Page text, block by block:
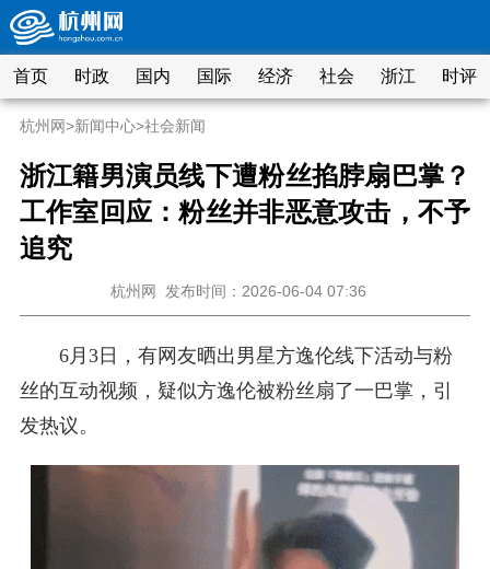
首页 时政 国内 国际 经济 社会 浙江 时评
杭州网>新闻中心>社会新闻
浙江籍男演员线下遭粉丝掐脖扇巴掌？
工作室回应：粉丝并非恶意攻击，不予
追究
杭州网 发布时间：2026-06-04 07:36
6月3日，有网友晒出男星方逸伦线下活动与粉
丝的互动视频，疑似方逸伦被粉丝扇了一巴掌，引
发热议。